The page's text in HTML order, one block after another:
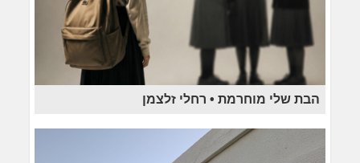
הבת שלי מוחרמת • רחלי זלצמן